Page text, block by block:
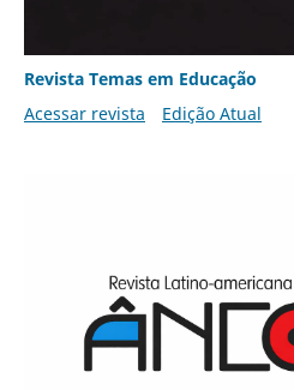
Revista Temas em Educação
Acessar revista
Edição Atual